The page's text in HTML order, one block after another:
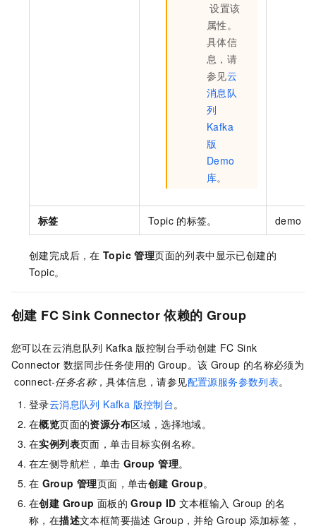
设置该
属性。
具体信
息，请
参见云
消息队
列
Kafka
版
Demo
库。
标签 Topic 的标签。 demo
创建完成后，在 Topic 管理页面的列表中显示已创建的
Topic。
创建 FC Sink Connector 依赖的 Group
您可以在云消息队列 Kafka 版控制台手动创建 FC Sink
Connector 数据同步任务使用的 Group。该 Group 的名称必须为
connect-任务名称，具体信息，请参见配置源服务参数列表。
登录云消息队列 Kafka 版控制台。
在概览页面的资源分布区域，选择地域。
在实例列表页面，单击目标实例名称。
在左侧导航栏，单击 Group 管理。
在 Group 管理页面，单击创建 Group。
在创建 Group 面板的 Group ID 文本框输入 Group 的名
称，在描述文本框简要描述 Group，并给 Group 添加标签，